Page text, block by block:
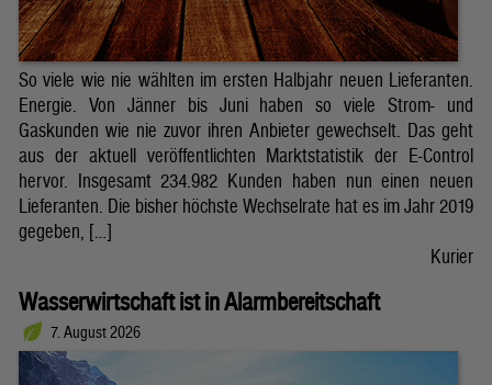
So viele wie nie wählten im ersten Halbjahr neuen Lieferanten.
Energie. Von Jänner bis Juni haben so viele Strom- und
Gaskunden wie nie zuvor ihren Anbieter gewechselt. Das geht
aus der aktuell veröffentlichten Marktstatistik der E-Control
hervor. Insgesamt 234.982 Kunden haben nun einen neuen
Lieferanten. Die bisher höchste Wechselrate hat es im Jahr 2019
gegeben, […]
Kurier
Wasserwirtschaft ist in Alarmbereitschaft
7. August 2026